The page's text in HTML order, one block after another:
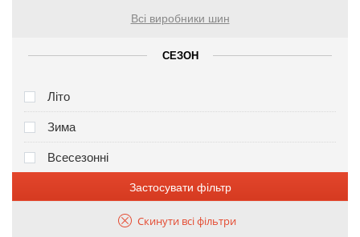
Всі виробники шин
СЕЗОН
Літо
Зима
Всесезонні
Застосувати фільтр
Скинути всі фільтри